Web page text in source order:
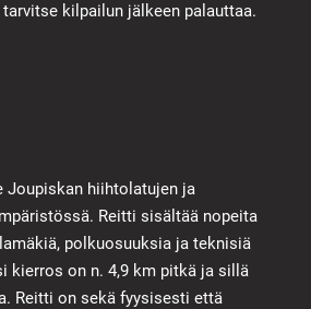
kilpailun jälkeen palauttaa.
Joupiskan hiihtolatujen ja
Reitti sisältää nopeita
polkuosuuksia ja teknisiä
kierros on n. 4,9 km pitkä ja sillä
Reitti on sekä fyysisesti että